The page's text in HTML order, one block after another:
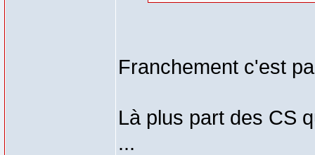
Franchement c'est
Là plus part des CS
...